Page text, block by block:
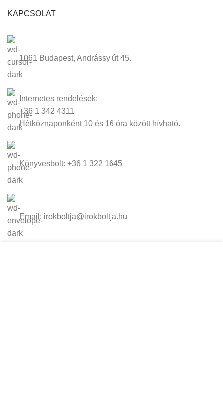
KAPCSOLAT
1061 Budapest, Andrássy út 45.
Internetes rendelések:
+36 1 342 4311
Hétköznaponként 10 és 16 óra között hívható.
Könyvesbolt: +36 1 322 1645
Email: irokboltja@irokboltja.hu